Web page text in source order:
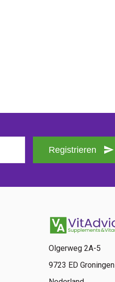
Registrieren
Olgerweg 2A-5
9723 ED Groningen